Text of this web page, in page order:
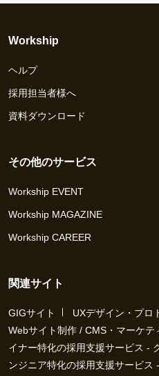
Workship
ヘルプ
採用担当者様へ
資料ダウンロード
その他のサービス
Workship EVENT
Workship MAGAZINE
Workship CAREER
関連サイト
GIGサイト
UXデザイン・プロ
Webサイト制作 / CMS・マーケ
イナー特化の採用支援サービス -
ンジニア特化の採用支援サービス